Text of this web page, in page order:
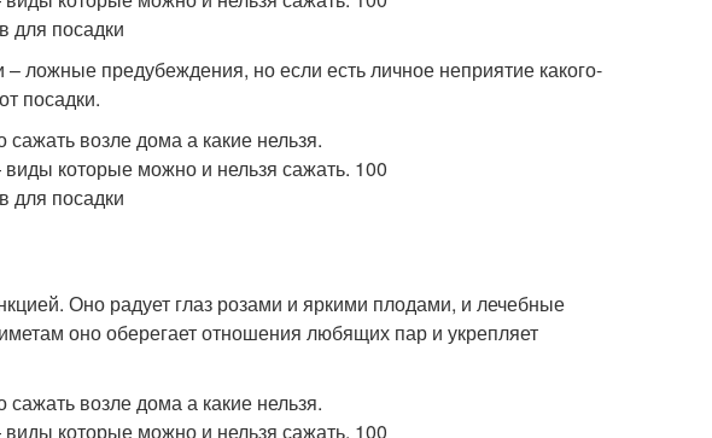
ложные предубеждения, но если есть личное неприятие какого-
посадки.
Оно радует глаз розами и яркими плодами, и лечебные
оно оберегает отношения любящих пар и укрепляет